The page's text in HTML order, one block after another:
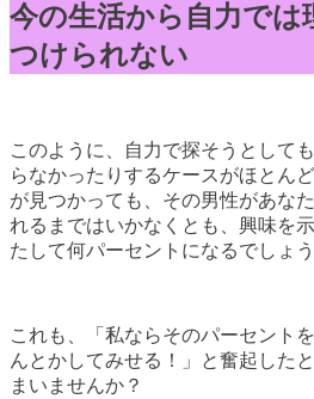
今の生活から自力では
つけられない
このように、自力で探そうとして
らなかったりするケースがほとん
が見つかっても、その男性があな
れるまではいかなくとも、興味を
たして何パーセントになるでしょ
これも、「私ならそのパーセント
んとかしてみせる！」と奮起した
まいませんか？